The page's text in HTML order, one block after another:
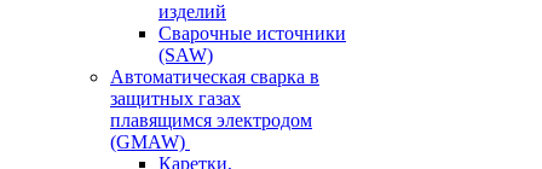
изделий
Сварочные источники
(SAW)
Автоматическая сварка в
защитных газах
плавящимся электродом
(GMAW)
Каретки,